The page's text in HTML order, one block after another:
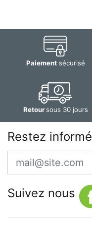
Paiementsécurisé
Retoursous 30 jours
Restez informé
Email
Suivez nous